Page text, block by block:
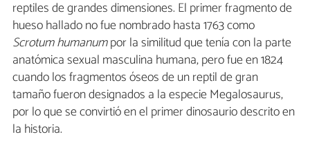
reptiles de grandes dimensiones. El primer fragmento de
hueso hallado no fue nombrado hasta 1763 como
Scrotum humanumpor la similitud que tenía con la parte
anatómica sexual masculina humana, pero fue en 1824
cuando los fragmentos óseos de un reptil de gran
tamaño fueron designados a la especie Megalosaurus,
por lo que se convirtió en el primer dinosaurio descrito en
la historia.